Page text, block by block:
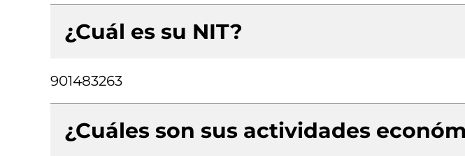
¿Cuál es su NIT?
901483263
¿Cuáles son sus actividades